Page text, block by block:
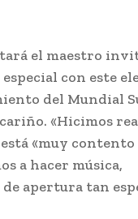
el maestro
con este
del Mundial
«Hicimos
«muy contento
a hacer música,
apertura tan